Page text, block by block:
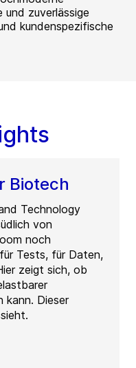
und zuverlässige
kundenspezifische
Biotech
Technology
von
noch
Tests, für Daten,
zeigt sich, ob
kann. Dieser